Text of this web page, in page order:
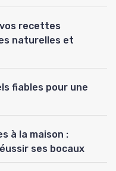
vos recettes
naturelles et
fiables pour une
à la maison :
ses bocaux